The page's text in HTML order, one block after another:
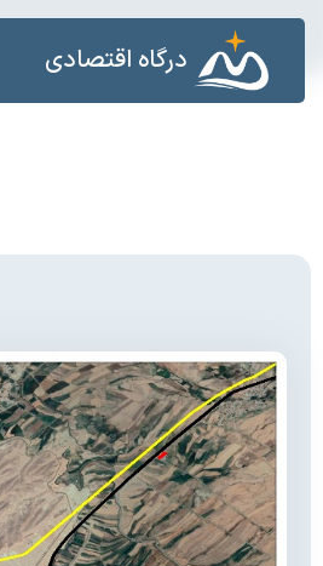
درگاه اقتصادی